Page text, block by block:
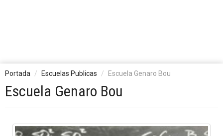
Portada Escuelas Publicas Escuela Genaro Bou
Escuela Genaro Bou